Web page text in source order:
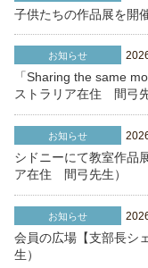
子供たちの作品展を開
お知らせ
「Sharing the same
ストラリア在住 間弓先
お知らせ
シドニーにて教室作品
ア在住 間弓先生）
お知らせ
会員の広場【支部長
生）